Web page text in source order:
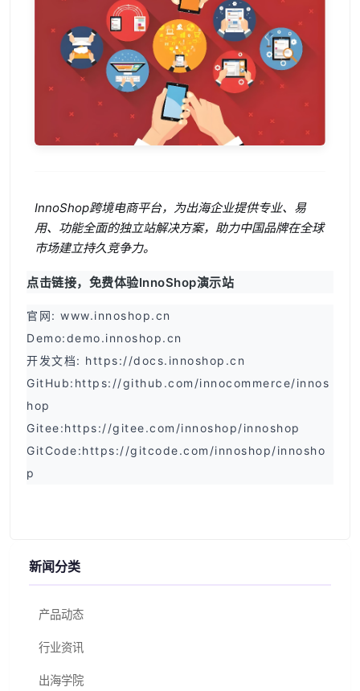
InnoShop跨境电商平台，为出海企业提供专业、易
用、功能全面的独立站解决方案，助力中国品牌在全球
市场建立持久竞争力。
点击链接，免费体验InnoShop演示站
官网: www.innoshop.cn
Demo:demo.innoshop.cn
开发文档: https://docs.innoshop.cn
GitHub: https://github.com/innocommerce/innos
hop
Gitee:https://gitee.com/innoshop/innoshop
GitCode:https://gitcode.com/innoshop/innosho
p
新闻分类
产品动态
行业资讯
出海学院